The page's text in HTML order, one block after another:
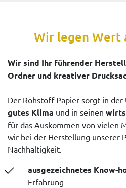
Wir legen Wert
Wir sind Ihr führender
Ordner und kreativer
Der Rohstoff Papier sorgt in
gutes Klima und in seinen
für das Auskommen von vielen
wir bei der Herstellung unserer
Nachhaltigkeit.
ausgezeichnetes Know-
Erfahrung